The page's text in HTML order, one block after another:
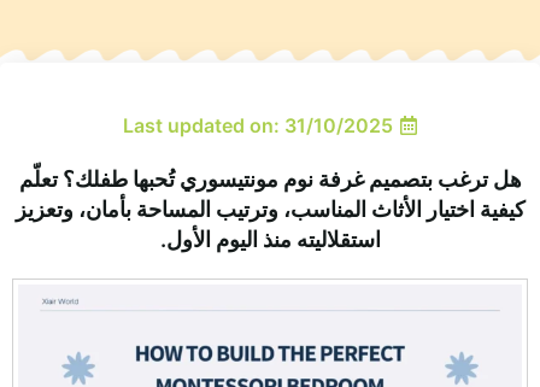
Last updated on: 31/10/2025
هل ترغب بتصميم غرفة نوم مونتيسوري تُحبها طفلك؟ تعلّم
كيفية اختيار الأثاث المناسب، وترتيب المساحة بأمان، وتعزيز
استقلاليته منذ اليوم الأول.